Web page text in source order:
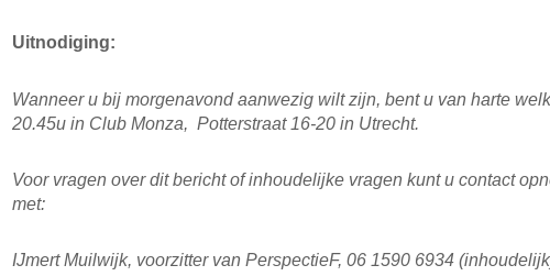
Uitnodiging:
Wanneer u bij morgenavond aanwezig wilt zijn, bent u van harte
20.45u in Club Monza, Potterstraat 16-20 in Utrecht.
Voor vragen over dit bericht of inhoudelijke vragen kunt u contact
met:
IJmert Muilwijk, voorzitter van PerspectieF, 06 1590 6934